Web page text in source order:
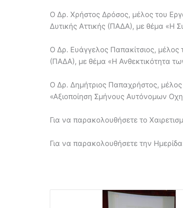
Ο Δρ. Χρήστος Δρόσος, μέλος του
Δυτικής Αττικής (ΠΑΔΑ), με θέμα «Η
Ο Δρ. Ευάγγελος Παπακίτσιος, μέλος
(ΠΑΔΑ), με θέμα «Η Ανθεκτικότητα
Ο Δρ. Δημήτριος Παπαχρήστος,
«Αξιοποίηση Σμήνους Αυτόνομων
Για να παρακολουθήσετε το
Για να παρακολουθήσετε την